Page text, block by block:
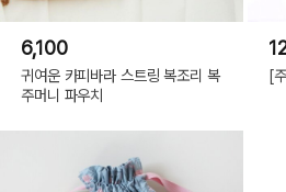
6,100
귀여운 카피바라 스트링 복조리 복
주머니 파우치
[